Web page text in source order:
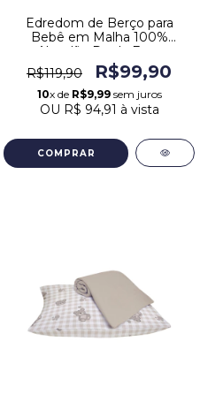
Edredom de Berço para
Bebê em Malha 100%
Algodão Dupla Face
Estampa Avião Azul
R$119,90 R$99,90
10x de R$9,99sem juros
OU R$ 94,91 à vista